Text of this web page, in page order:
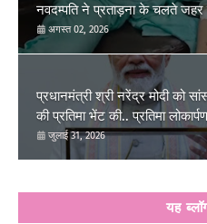
नवदम्पति ने प्रताड़ना के चलते
अगस्त 02, 2026
प्रधानमंत्री श्री नरेंद्र मोदी को
की प्रतिमा भेंट की.. प्रतिमा
आग्रह..
जुलाई 31, 2026
यह